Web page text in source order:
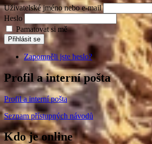
Uživatelské jméno nebo e-mail
Heslo
Pamatovat si mě
Přihlásit se
Zapomněli jste heslo?
Profil a interní pošta
Profil a interní pošta
Seznam přístupných návodů
Kdo je online